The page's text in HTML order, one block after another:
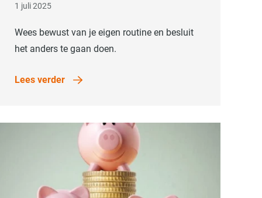
1 juli 2025
Wees bewust van je eigen routine en besluit
het anders te gaan doen.
Lees verder